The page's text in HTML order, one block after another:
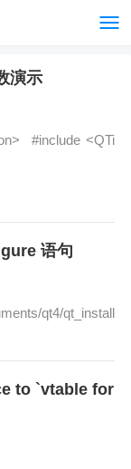
演示
#include <QTi
语句
qt4/qt_install
to `vtable for